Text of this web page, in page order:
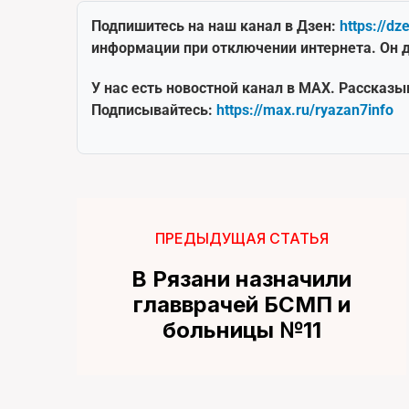
Подпишитесь на наш канал в Дзен: https://
информации при отключении интернета. Он
У нас есть новостной канал в MAX.
Подписывайтесь: https://max.ru/ryazan7info
ПРЕДЫДУЩАЯ СТАТЬЯ
В Рязани назначили
главврачей БСМП и
больницы №11